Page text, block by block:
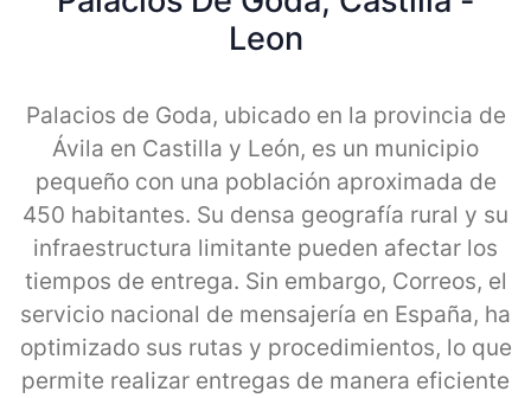
Leon
Palacios de Goda, ubicado en la provincia de
Ávila en Castilla y León, es un municipio
pequeño con una población aproximada de
450 habitantes. Su densa geografía rural y su
infraestructura limitante pueden afectar los
tiempos de entrega. Sin embargo, Correos, el
servicio nacional de mensajería en España, ha
optimizado sus rutas y procedimientos, lo que
permite realizar entregas de manera eficiente